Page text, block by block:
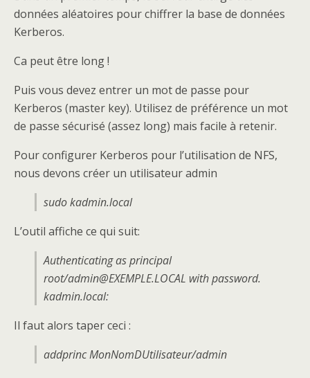
données aléatoires pour chiffrer la base de données
Kerberos.
Ca peut être long !
Puis vous devez entrer un mot de passe pour
Kerberos (master key). Utilisez de préférence un mot
de passe sécurisé (assez long) mais facile à retenir.
Pour configurer Kerberos pour l’utilisation de NFS,
nous devons créer un utilisateur admin
sudo kadmin.local
L’outil affiche ce qui suit:
Authenticating as principal
root/admin@EXEMPLE.LOCAL with password.
kadmin.local:
Il faut alors taper ceci :
addprinc MonNomDUtilisateur/admin